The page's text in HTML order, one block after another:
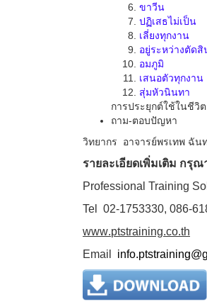
ขาวีน
ปฏิเสธไม่เป็น
เลี่ยงทุกงาน
อยู่ระหว่างตัดสิ
อมภูมิ
เสนอตัวทุกงาน
สุ่มหัวนินทา
การประยุกต์ใช้ในชีวิ
ถาม-ตอบปัญหา
วิทยากร อาจารย์พรเทพ ฉัน
รายละเอียดเพิ่มเติม กรุ
Professional Training
Tel
02-1753330, 086-
www.ptstraining.co.th
Email info.